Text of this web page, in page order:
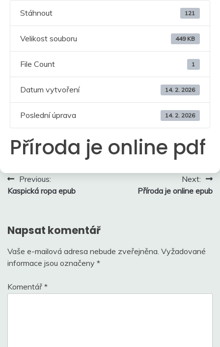
Stáhnout 121
Velikost souboru 449 KB
File Count 1
Datum vytvoření 14. 2. 2026
Poslední úprava 14. 2. 2026
Příroda je online pdf
Navigace
pro
Previous:
Kaspická ropa epub
Next:
Příroda je online epub
Napsat komentář
Vaše e-mailová adresa nebude zveřejněna. Vyžadované
informace jsou označeny *
Komentář *